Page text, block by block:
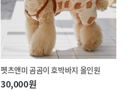
펫츠앤미 곰곰이 호박바지 올인원
30,000원